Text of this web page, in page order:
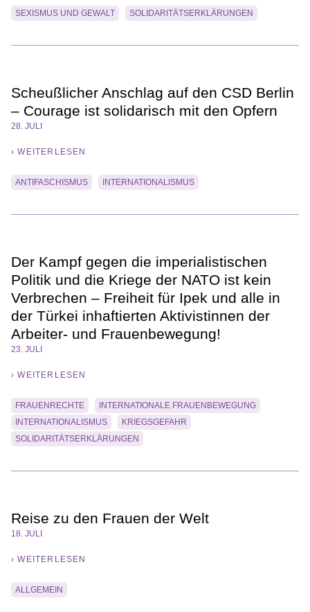
SEXISMUS UND GEWALT SOLIDARITÄTSERKLÄRUNGEN
Scheußlicher Anschlag auf den CSD Berlin
– Courage ist solidarisch mit den Opfern
28. JULI
› WEITERLESEN
ANTIFASCHISMUS INTERNATIONALISMUS
Der Kampf gegen die imperialistischen
Politik und die Kriege der NATO ist kein
Verbrechen – Freiheit für Ipek und alle in
der Türkei inhaftierten Aktivistinnen der
Arbeiter- und Frauenbewegung!
23. JULI
› WEITERLESEN
FRAUENRECHTE
INTERNATIONALE FRAUENBEWEGUNG
INTERNATIONALISMUS
KRIEGSGEFAHR
SOLIDARITÄTSERKLÄRUNGEN
Reise zu den Frauen der Welt
18. JULI
› WEITERLESEN
ALLGEMEIN